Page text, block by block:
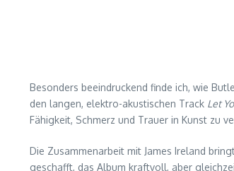
Besonders beeindruckend finde ich, wie
den langen, elektro-akustischen Track Let
Fähigkeit, Schmerz und Trauer in Kunst zu
Die Zusammenarbeit mit James Ireland
geschafft, das Album kraftvoll, aber